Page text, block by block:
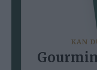
KAN